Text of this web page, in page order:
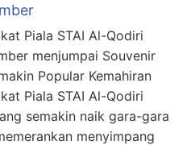
Piala STAI Al-Qodiri
menjumpai Souvenir
Popular Kemahiran
Piala STAI Al-Qodiri
semakin naik gara-gara
menyimpang